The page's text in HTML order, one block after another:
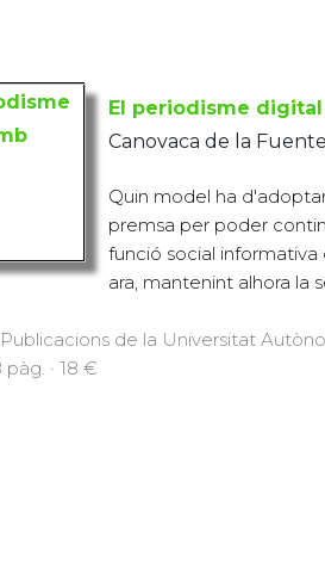
El periodisme
Canovaca de la
Quin model ha
premsa per poder
funció social
ara, mantenint alhora la
de la Universitat
pàg. · 18 €